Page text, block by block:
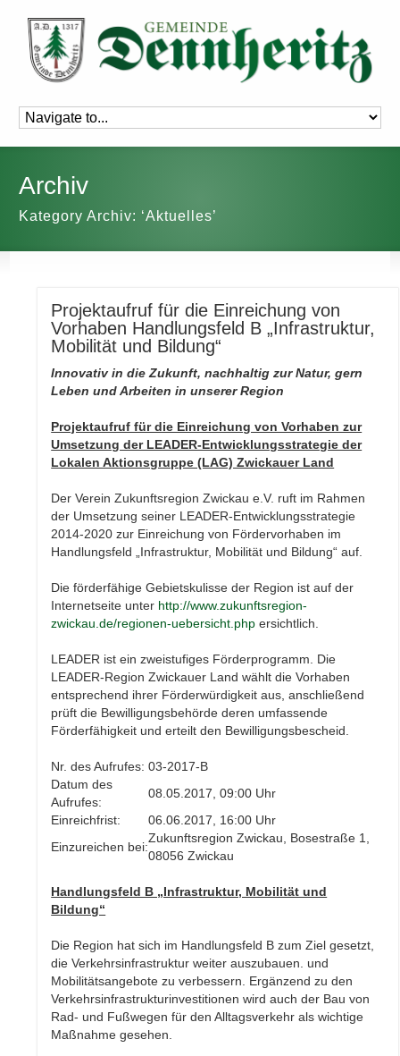
Archiv
Kategory Archiv: ‘Aktuelles’
Projektaufruf für die Einreichung von
Vorhaben Handlungsfeld B „Infrastruktur,
Mobilität und Bildung“
Innovativ in die Zukunft, nachhaltig zur Natur,gern
Leben und Arbeiten in unserer Region
Projektaufruf für die Einreichung von Vorhaben zur
Umsetzung der LEADER-Entwicklungsstrategie der
Lokalen Aktionsgruppe (LAG) Zwickauer Land
Der Verein Zukunftsregion Zwickau e.V. ruft im Rahmen
der Umsetzung seiner LEADER-Entwicklungsstrategie
2014-2020 zur Einreichung von Fördervorhaben im
Handlungsfeld „Infrastruktur, Mobilität und Bildung“ auf.
Die förderfähige Gebietskulisse der Region ist auf der
Internetseite unter http://www.zukunftsregion-
zwickau.de/regionen-uebersicht.php ersichtlich.
LEADER ist ein zweistufiges Förderprogramm. Die
LEADER-Region Zwickauer Land wählt die Vorhaben
entsprechend ihrer Förderwürdigkeit aus, anschließend
prüft die Bewilligungsbehörde deren umfassende
Förderfähigkeit und erteilt den Bewilligungsbescheid.
Nr. des Aufrufes: 03-2017-B
Datum des
Aufrufes:
08.05.2017, 09:00 Uhr
Einreichfrist:
06.06.2017, 16:00 Uhr
Einzureichen bei:
Zukunftsregion Zwickau, Bosestraße 1,
08056 Zwickau
Handlungsfeld B „Infrastruktur, Mobilität und
Bildung“
Die Region hat sich im Handlungsfeld B zum Ziel gesetzt,
die Verkehrsinfrastruktur weiter auszubauen. und
Mobilitätsangebote zu verbessern. Ergänzend zu den
Verkehrsinfrastrukturinvestitionen wird auch der Bau von
Rad- und Fußwegen für den Alltagsverkehr als wichtige
Maßnahme gesehen.